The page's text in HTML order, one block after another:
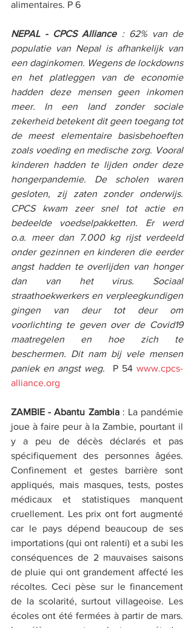
alimentaires. P 6
NEPAL - CPCS Alliance : 62% van de
populatie van Nepal is afhankelijk van
een daginkomen. Wegens de lockdowns
en het platleggen van de economie
hadden deze mensen geen inkomen
meer. In een land zonder sociale
zekerheid betekent dit geen toegang tot
de meest elementaire basisbehoeften
zoals voeding en medische zorg. Vooral
kinderen hadden te lijden onder deze
hongerpandemie. De scholen waren
gesloten, zij zaten zonder onderwijs.
CPCS kwam zeer snel tot actie en
bedeelde voedselpakketten. Er werd
o.a. meer dan 7.000 kg rijst verdeeld
onder gezinnen en kinderen die eerder
angst hadden te overlijden van honger
dan van het virus. Sociaal
straathoekwerkers en verpleegkundigen
gingen van deur tot deur om
voorlichting te geven over de Covid19
maatregelen en hoe zich te
beschermen. Dit nam bij vele mensen
paniek en angst weg.
P 54 www.cpcs-
alliance.org
ZAMBIE - Abantu Zambia : La pandémie
joue à faire peur à la Zambie, pourtant il
y a peu de décès déclarés et pas
spécifiquement des personnes âgées.
Confinement et gestes barrière sont
appliqués, mais masques, tests, postes
médicaux et statistiques manquent
cruellement. Les prix ont fort augmenté
car le pays dépend beaucoup de ses
importations (qui ont ralenti) et a subi les
conséquences de 2 mauvaises saisons
de pluie qui ont grandement affecté les
récoltes. Ceci pèse sur le financement
de la scolarité, surtout villageoise. Les
écoles ont été fermées à partir de mars.